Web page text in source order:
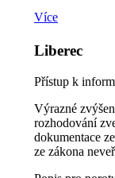
Více
Liberec
Přístup k
Výrazné
rozhodování
dokumentace
ze zákona